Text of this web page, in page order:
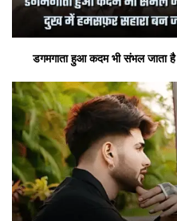
डगमगाता हुआ कदम भी संभल जाता